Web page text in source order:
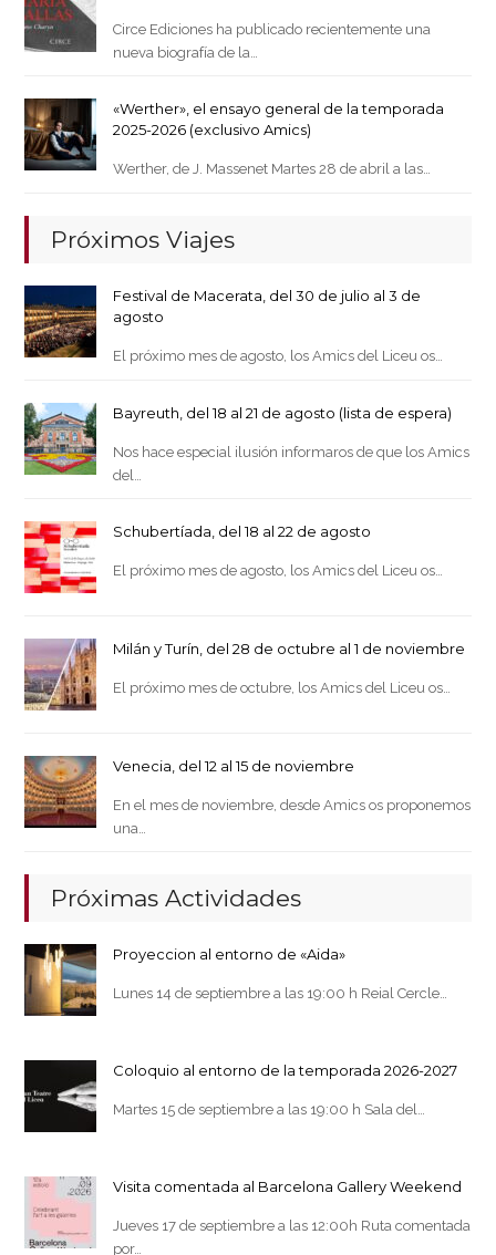
Circe Ediciones ha publicado recientemente una
nueva biografía de la…
«Werther», el ensayo general de la temporada
2025-2026 (exclusivo Amics)
Werther, de J. Massenet Martes 28 de abril a las…
Próximos Viajes
Festival de Macerata, del 30 de julio al 3 de
agosto
El próximo mes de agosto, los Amics del Liceu os…
Bayreuth, del 18 al 21 de agosto (lista de espera)
Nos hace especial ilusión informaros de que los Amics
del…
Schubertíada, del 18 al 22 de agosto
El próximo mes de agosto, los Amics del Liceu os…
Milán y Turín, del 28 de octubre al 1 de noviembre
El próximo mes de octubre, los Amics del Liceu os…
Venecia, del 12 al 15 de noviembre
En el mes de noviembre, desde Amics os proponemos
una…
Próximas Actividades
Proyeccion al entorno de «Aida»
Lunes 14 de septiembre a las 19:00 h Reial Cercle…
Coloquio al entorno de la temporada 2026-2027
Martes 15 de septiembre a las 19:00 h Sala del…
Visita comentada al Barcelona Gallery Weekend
Jueves 17 de septiembre a las 12:00h Ruta comentada
por…